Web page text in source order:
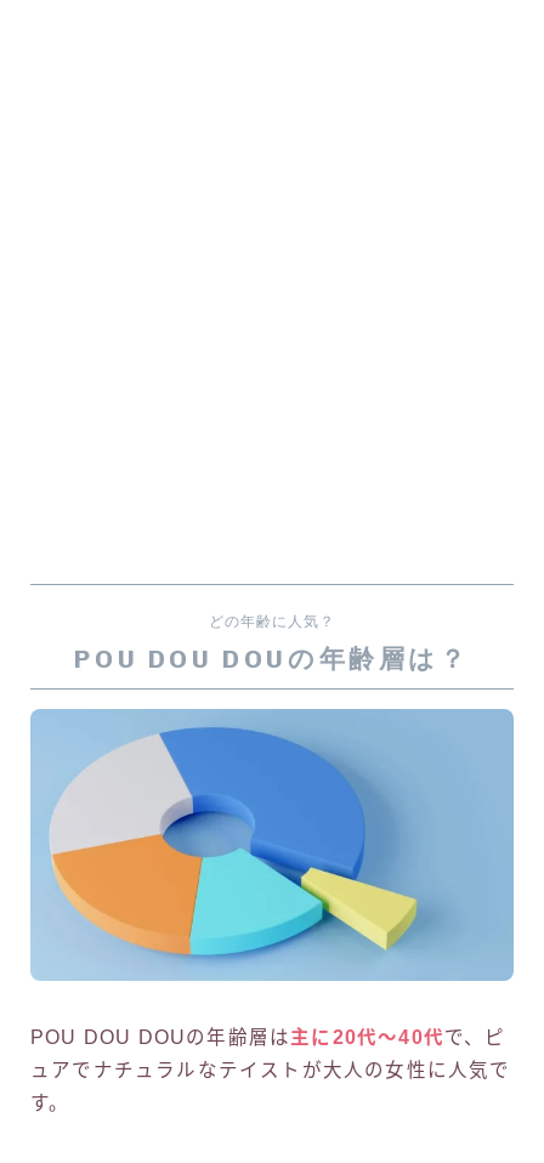
どの年齢に人気？
POU DOU DOUの年齢層は？
POU DOU DOUの年齢層は主に20代〜40代で、ピ
ュアでナチュラルなテイストが大人の女性に人気で
す。